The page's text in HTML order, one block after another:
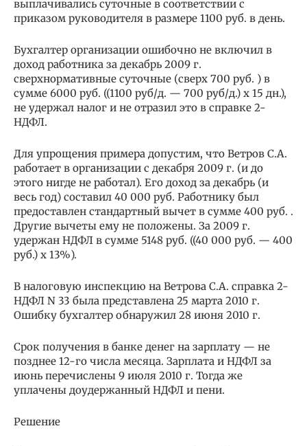
выплачивались суточные в соответствии с
приказом руководителя в размере 1100 руб. в день.
Бухгалтер организации ошибочно не включил в
доход работника за декабрь 2009 г.
сверхнормативные суточные (сверх 700 руб. ) в
сумме 6000 руб. ((1100 руб/д. — 700 руб/д.) x 15 дн.),
не удержал налог и не отразил это в справке 2-
НДФЛ.
Для упрощения примера допустим, что Ветров С.А.
работает в организации с декабря 2009 г. (и до
этого нигде не работал). Его доход за декабрь (и
весь год) составил 40 000 руб. Работнику был
предоставлен стандартный вычет в сумме 400 руб. .
Другие вычеты ему не положены. За 2009 г.
удержан НДФЛ в сумме 5148 руб. ((40 000 руб. — 400
руб.) x 13%).
В налоговую инспекцию на Ветрова С.А. справка 2-
НДФЛ N 33 была представлена 25 марта 2010 г.
Ошибку бухгалтер обнаружил 28 июня 2010 г.
Срок получения в банке денег на зарплату — не
позднее 12-го числа месяца. Зарплата и НДФЛ за
июнь перечислены 9 июля 2010 г. Тогда же
уплачены доудержанный НДФЛ и пени.
Решение